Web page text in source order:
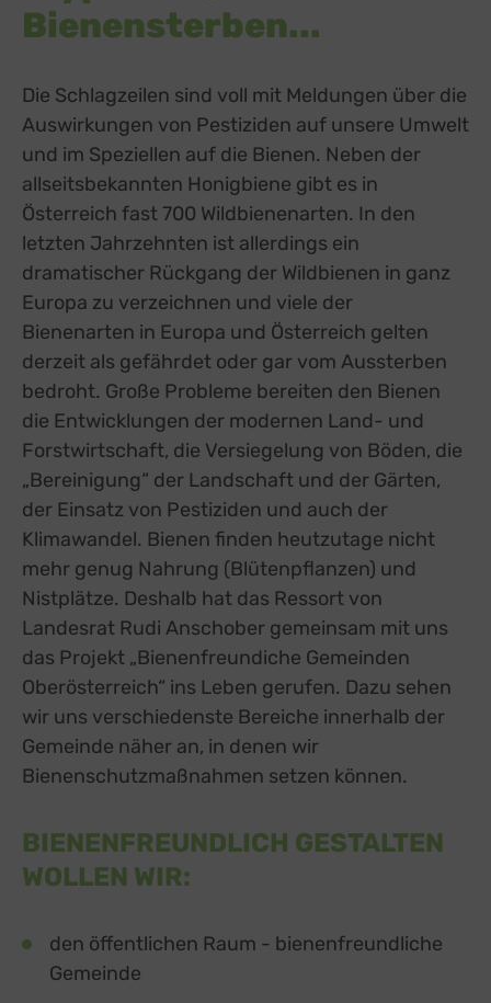
Bienensterben...
Die Schlagzeilen sind voll mit Meldungen über die
Auswirkungen von Pestiziden auf unsere Umwelt
und im Speziellen auf die Bienen. Neben der
allseitsbekannten Honigbiene gibt es in
Österreich fast 700 Wildbienenarten. In den
letzten Jahrzehnten ist allerdings ein
dramatischer Rückgang der Wildbienen in ganz
Europa zu verzeichnen und viele der
Bienenarten in Europa und Österreich gelten
derzeit als gefährdet oder gar vom Aussterben
bedroht. Große Probleme bereiten den Bienen
die Entwicklungen der modernen Land- und
Forstwirtschaft, die Versiegelung von Böden, die
„Bereinigung“ der Landschaft und der Gärten,
der Einsatz von Pestiziden und auch der
Klimawandel. Bienen finden heutzutage nicht
mehr genug Nahrung (Blütenpflanzen) und
Nistplätze. Deshalb hat das Ressort von
Landesrat Rudi Anschober gemeinsam mit uns
das Projekt „Bienenfreundiche Gemeinden
Oberösterreich“ ins Leben gerufen. Dazu sehen
wir uns verschiedenste Bereiche innerhalb der
Gemeinde näher an, in denen wir
Bienenschutzmaßnahmen setzen können.
BIENENFREUNDLICH GESTALTEN
WOLLEN WIR:
den öffentlichen Raum - bienenfreundliche
Gemeinde